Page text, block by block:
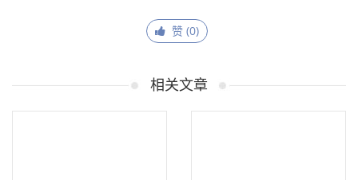
赞 (0)
相关文章